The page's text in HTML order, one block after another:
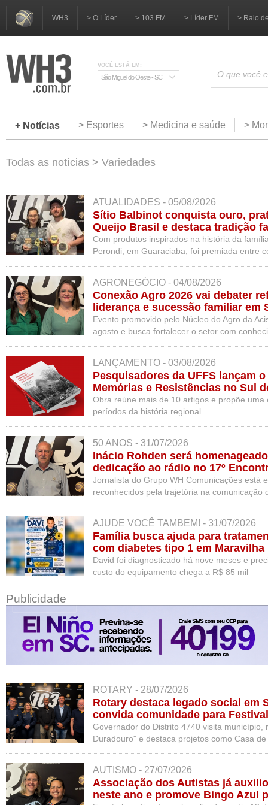
WH3 > O Líder > 103 FM > Líder FM > Raio
VOCÊ ESTÁ EM:
São Miguel do Oeste - SC
+ Notícias > Esportes > Medicina e saúde >
Todas as notícias > Variedades
ATUALIDADES - 05/08/2026
Sítio Balbinot conquista ouro,
Queijo Brasil e destaca tradição
artesanal
Com produtos inspirados na história da
Perondi, em Guaraciaba, foi premiada entre
AGRONEGÓCIO - 04/08/2026
Conexão Agro 2026 vai debater
liderança e sucessão familiar em
Evento promovido pelo Núcleo do Agro da
agosto e busca fortalecer o setor com
LANÇAMENTO - 03/08/2026
Pesquisadores da UFFS lançam
Memórias e Resistências no Sul
Obra reúne mais de 10 artigos e propõe uma
períodos da história regional
50 ANOS - 31/07/2026
Inácio Rohden será
dedicação ao rádio no 17º
Catarinense
Jornalista do Grupo WH Comunicações está
reconhecidos pela trajetória na comunicação
AJUDE VOCÊ TAMBEM! - 31/07/2026
Família busca ajuda para
com diabetes tipo 1 em Maravilha
David foi diagnosticado há nove meses e
custo do equipamento chega a R$ 85 mil
Publicidade
ROTARY - 28/07/2026
Rotary destaca legado social em
convida comunidade para
Governador do Distrito 4740 visita município,
Duradouro" e destaca projetos como Casa
AUTISMO - 27/07/2026
Associação dos Autistas já
neste ano e promove Bingo Azul